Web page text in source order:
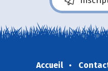
Accueil